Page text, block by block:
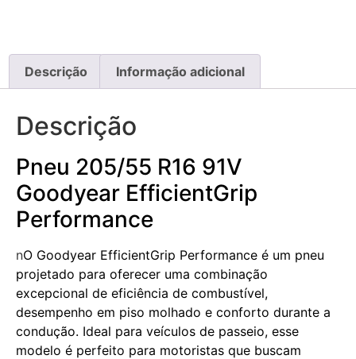
Descrição Informação adicional
Descrição
Pneu 205/55 R16 91V
Goodyear EfficientGrip
Performance
nO Goodyear EfficientGrip Performance é um pneu
projetado para oferecer uma combinação
excepcional de eficiência de combustível,
desempenho em piso molhado e conforto durante a
condução. Ideal para veículos de passeio, esse
modelo é perfeito para motoristas que buscam